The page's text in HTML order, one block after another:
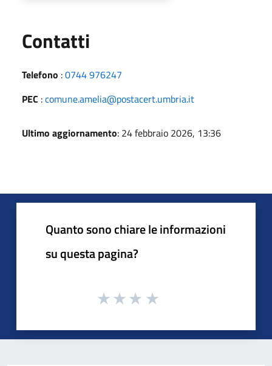
Contatti
Telefono :0744 976247
PEC :comune.amelia@postacert.umbria.it
Ultimo aggiornamento: 24 febbraio 2026, 13:36
Quanto sono chiare le informazioni
su questa pagina?